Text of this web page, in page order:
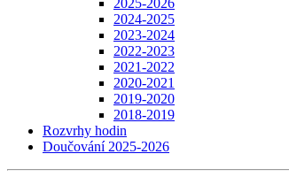
2025-2026
2024-2025
2023-2024
2022-2023
2021-2022
2020-2021
2019-2020
2018-2019
Rozvrhy hodin
Doučování 2025-2026